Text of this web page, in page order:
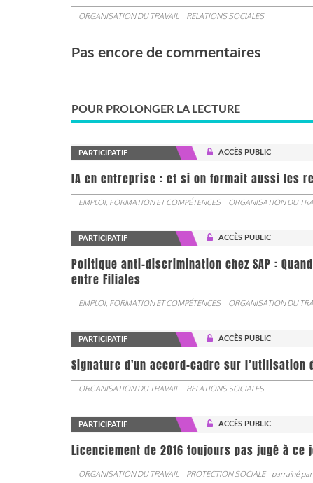
ORGANISATION DU TRAVAIL RELATIONS SOCIALES
Pas encore de commentaires
POUR PROLONGER LA LECTURE
PARTICIPATIF ACCÈS PUBLIC
IA en entreprise : et si on formait aussi les
EMPLOI, FORMATION ET COMPÉTENCES ORGANISATION DU
PARTICIPATIF ACCÈS PUBLIC
Politique anti-discrimination chez SAP :
entre Filiales
EMPLOI, FORMATION ET COMPÉTENCES ORGANISATION DU
PARTICIPATIF ACCÈS PUBLIC
Signature d'un accord-cadre sur l’utilisation
ORGANISATION DU TRAVAIL RELATIONS SOCIALES
PARTICIPATIF ACCÈS PUBLIC
Licenciement de 2016 toujours pas jugé à ce
ORGANISATION DU TRAVAIL PROTECTION SOCIALE parrainé par